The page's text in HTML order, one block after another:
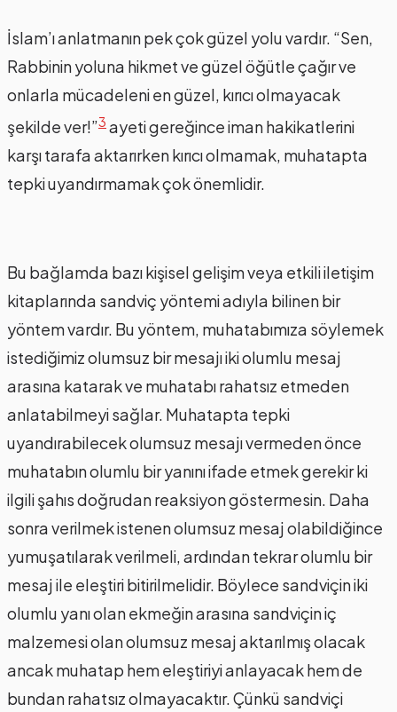
İslam’ı anlatmanın pek çok güzel yolu vardır. “Sen,
Rabbinin yoluna hikmet ve güzel öğütle çağır ve
onlarla mücadeleni en güzel, kırıcı olmayacak
şekilde ver!”3 ayeti gereğince iman hakikatlerini
karşı tarafa aktarırken kırıcı olmamak, muhatapta
tepki uyandırmamak çok önemlidir.
Bu bağlamda bazı kişisel gelişim veya etkili iletişim
kitaplarında sandviç yöntemi adıyla bilinen bir
yöntem vardır. Bu yöntem, muhatabımıza söylemek
istediğimiz olumsuz bir mesajı iki olumlu mesaj
arasına katarak ve muhatabı rahatsız etmeden
anlatabilmeyi sağlar. Muhatapta tepki
uyandırabilecek olumsuz mesajı vermeden önce
muhatabın olumlu bir yanını ifade etmek gerekir ki
ilgili şahıs doğrudan reaksiyon göstermesin. Daha
sonra verilmek istenen olumsuz mesaj olabildiğince
yumuşatılarak verilmeli, ardından tekrar olumlu bir
mesaj ile eleştiri bitirilmelidir. Böylece sandviçin iki
olumlu yanı olan ekmeğin arasına sandviçin iç
malzemesi olan olumsuz mesaj aktarılmış olacak
ancak muhatap hem eleştiriyi anlayacak hem de
bundan rahatsız olmayacaktır. Çünkü sandviçi